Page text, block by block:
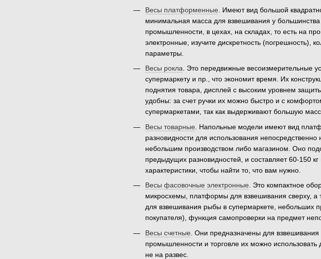
Весы платформенные . Имеют вид большой
минимальная масса для взвешивания у
промышленности, в цехах, на складах, то есть на
электронные, изучите дискретность (погрешность),
параметры.
Весы рокла. Это передвижные весоизмерительные
супермаркету и пр., что экономит время. Их
поднятия товара, дисплей с высоким уровнем
удобны: за счет ручки их можно быстро и с
супермаркетами, так как выдерживают большую
Весы товарные . Напольные модели имеют вид
разновидности для использования
небольшим производством либо магазином. Оно
предыдущих разновидностей, и составляет 60-150
характеристики, чтобы найти то, что вам нужно.
Весы фасовочные электронные . Это компактное
микросхемы, платформы для взвешивания сверху, а
для взвешивания рыбы в супермаркете, небольших
покупателя), функция самопроверки на предмет
Весы счетные . Они предназначены для
промышленности и торговле их можно
не на развес.